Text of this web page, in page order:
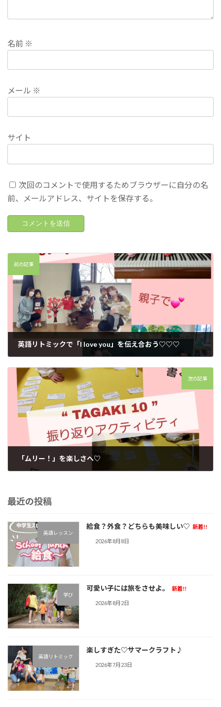
名前 ※
メール ※
サイト
次回のコメントで使用するためブラウザーに自分の名
前、メールアドレス、サイトを保存する。
前の記事
英語リトミックで「I love you」を伝え合おう♡♡♡
2023年2月19日
次の記事
「ムリー！」を楽しさへ♡
最近の投稿
英語レッスン
給食？外食？どちらも美味しい♡ 新着!!
2026年8月8日
学び
可愛い子には旅をさせよ。 新着!!
2026年8月2日
英語リトミック
楽しすぎた♡サマークラフト♪︎
2026年7月23日